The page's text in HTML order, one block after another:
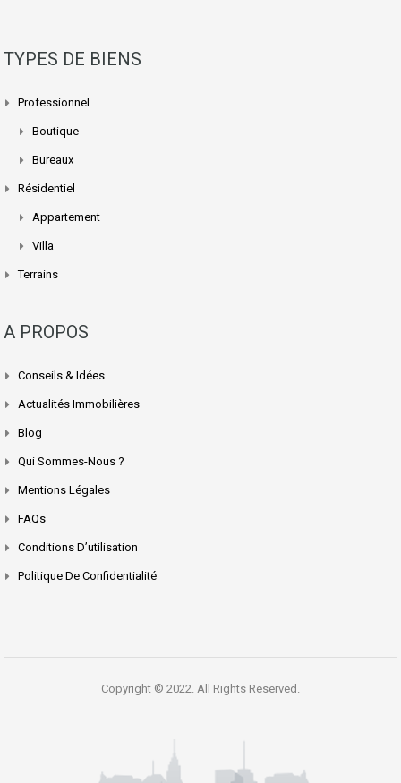
TYPES DE BIENS
Professionnel
Boutique
Bureaux
Résidentiel
Appartement
Villa
Terrains
A PROPOS
Conseils & Idées
Actualités Immobilières
Blog
Qui Sommes-Nous ?
Mentions Légales
FAQs
Conditions D’utilisation
Politique De Confidentialité
Copyright © 2022. All Rights Reserved.